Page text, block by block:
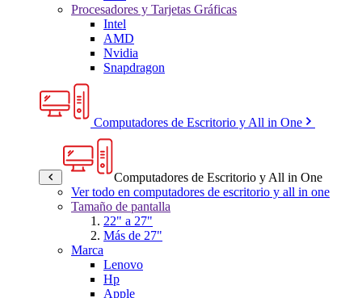
Procesadores y Tarjetas Gráficas
Intel
AMD
Nvidia
Snapdragon
Computadores de Escritorio y All in One
Computadores de Escritorio y All in One
Ver todo en computadores de escritorio y all in one
Tamaño de pantalla
22" a 27"
Más de 27"
Marca
Lenovo
Hp
Apple